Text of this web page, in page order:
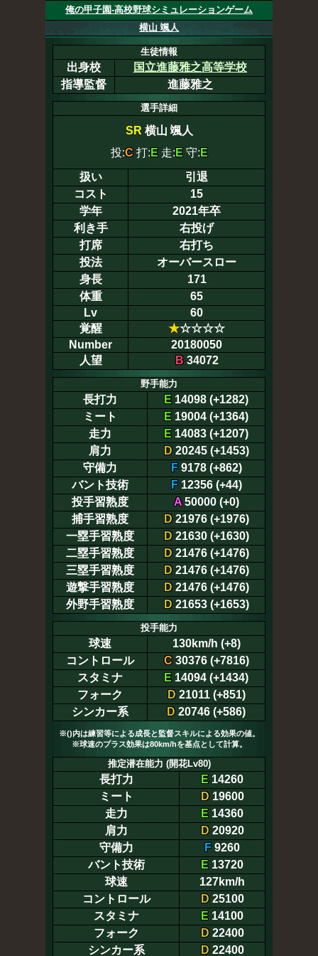
俺の甲子園-高校野球シミュレーションゲーム
横山 颯人
生徒情報
出身校
国立進藤雅之高等学校
指導監督
進藤雅之
選手詳細
SR 横山 颯人
投:C打: E走: E守: E
扱い
引退
コスト
15
学年
2021年卒
利き手
右投げ
打席
右打ち
投法
オーバースロー
身長
171
体重
65
Lv
60
覚醒
★☆☆☆☆
Number
20180050
人望
B34072
野手能力
長打力 E 14098 (+1282)
ミート
E 19004 (+1364)
走力
E 14083 (+1207)
肩力
D20245 (+1453)
守備力
F9178 (+862)
バント技術
F12356 (+44)
投手習熟度
A50000 (+0)
捕手習熟度
D21976 (+1976)
一塁手習熟度
D21630 (+1630)
二塁手習熟度
D21476 (+1476)
三塁手習熟度
D21476 (+1476)
遊撃手習熟度
D21476 (+1476)
外野手習熟度
D21653 (+1653)
投手能力
球速
130km/h (+8)
コントロール
C30376 (+7816)
スタミナ
E 14094 (+1434)
フォーク
D21011 (+851)
シンカー系
D 20746 (+586)
※()内は練習等による成長と監督スキルによる効果の値。
※球速のプラス効果は80km/hを基点として計算。
推定潜在能力 (開花Lv80)
長打力 E 14260
ミート
D19600
走力
E 14360
肩力
D20920
守備力
F 9260
バント技術
E 13720
球速
127km/h
コントロール
D25100
スタミナ
E 14100
フォーク
D22400
シンカー系
D22400